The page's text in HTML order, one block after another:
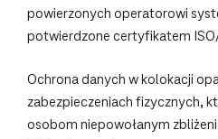
powierzonych operatorowi
potwierdzone certyfikatem
Ochrona danych w kolokacji
zabezpieczeniach fizycznych,
osobom niepowołanym